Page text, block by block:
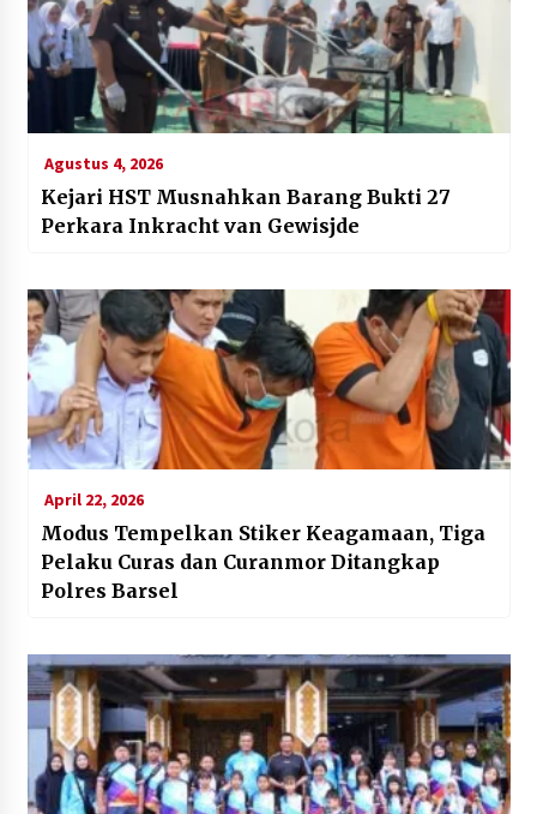
Agustus 4, 2026
Kejari HST Musnahkan Barang Bukti 27
Perkara Inkracht van Gewisjde
April 22, 2026
Modus Tempelkan Stiker Keagamaan, Tiga
Pelaku Curas dan Curanmor Ditangkap
Polres Barsel